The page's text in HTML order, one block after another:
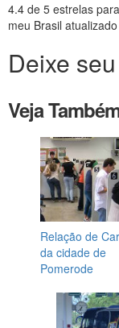
4.4 de 5 estrelas
meu Brasil
Deixe
Veja
Relação de
da cidade de
Pomerode